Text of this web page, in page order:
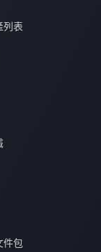
列表
件包